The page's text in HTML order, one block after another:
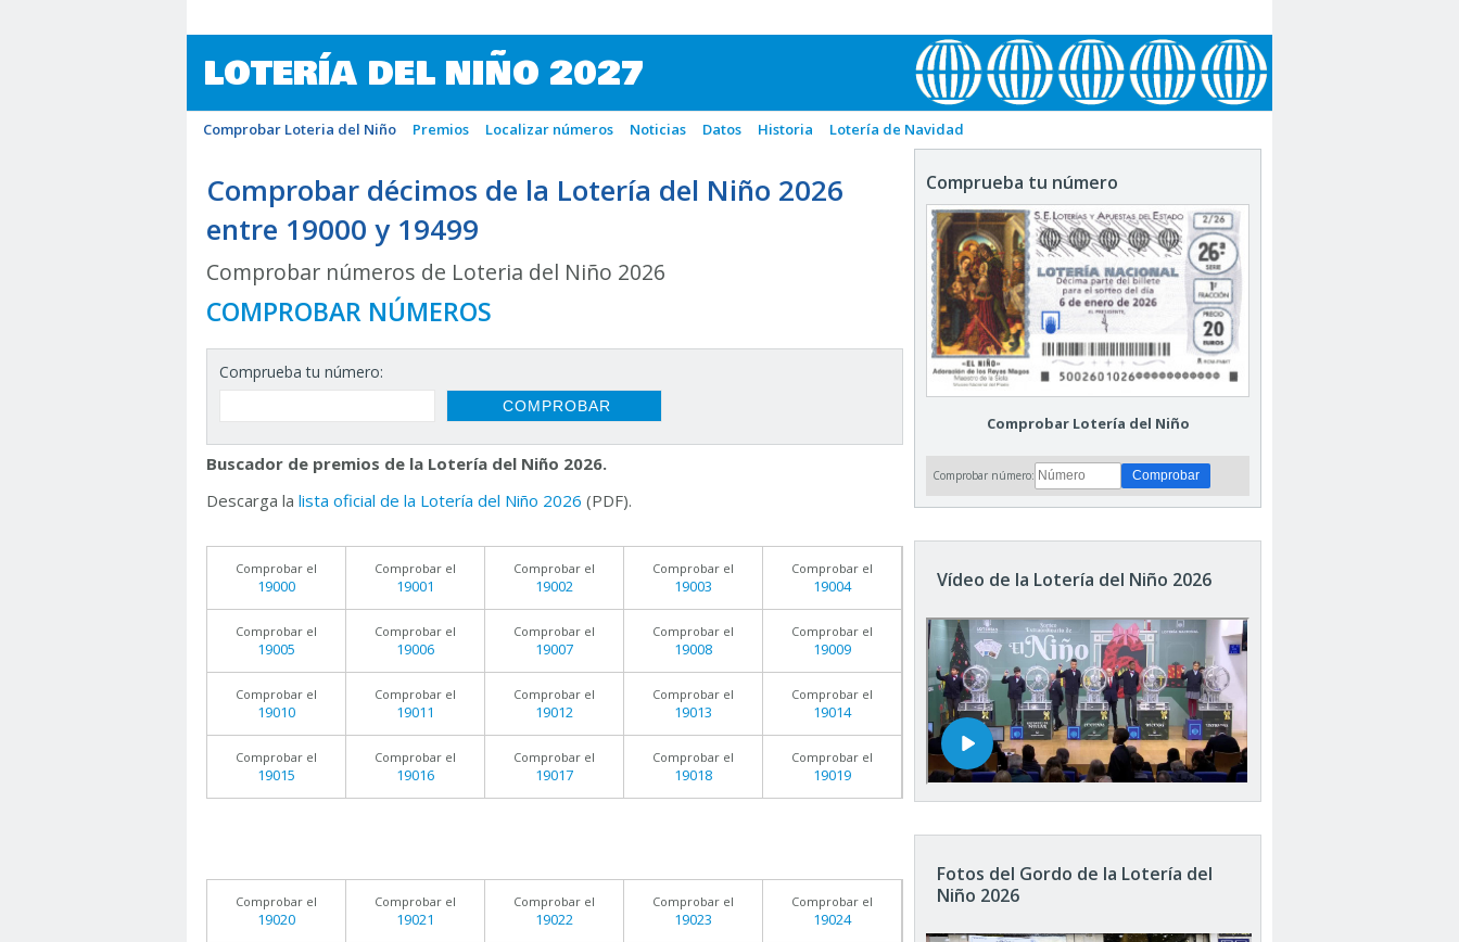
LOTERÍA DEL NIÑO 2027
Comprobar Loteria del Niño Premios Localizar números Noticias Datos Historia Lotería de Navidad
Comprobar décimos de la Lotería del Niño 2026
entre 19000 y 19499
Comprobar números de Loteria del Niño 2026
COMPROBAR NÚMEROS
Comprueba tu número:
Buscador de premios de la Lotería del Niño 2026.
Descarga la lista oficial de la Lotería del Niño 2026 (PDF).
Comprobar el
19000
Comprobar el
19001
Comprobar el
19002
Comprobar el
19003
Comprobar el
19004
Comprobar el
19005
Comprobar el
19006
Comprobar el
19007
Comprobar el
19008
Comprobar el
19009
Comprobar el
19010
Comprobar el
19011
Comprobar el
19012
Comprobar el
19013
Comprobar el
19014
Comprobar el
19015
Comprobar el
19016
Comprobar el
19017
Comprobar el
19018
Comprobar el
19019
Comprobar el
19020
Comprobar el
19021
Comprobar el
19022
Comprobar el
19023
Comprobar el
19024
Comprueba tu número
Comprobar Lotería del Niño
Comprobar número:
Vídeo de la Lotería del Niño 2026
Fotos del Gordo de la Lotería del
Niño 2026